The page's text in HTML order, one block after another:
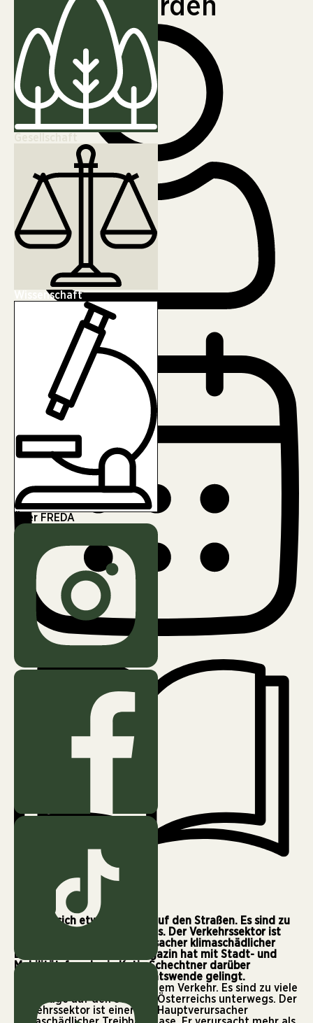
Wissenschaft
Über FREDA
gedacht werden
Es muss sich etwas ändern auf den Straßen. Es sind zu
viele Pkw und Lkw unterwegs. Der Verkehrssektor ist
damit einer der Hauptverursacher klimaschädlicher
Emissionen. Das FREDA Magazin hat mit Stadt- und
Mobilitätsforscherin Katja Schechtner darüber
gesprochen, wie die Mobilitätswende gelingt.
Wir haben ein Problem mit dem Verkehr. Es sind zu viele
Fahrzeuge auf den Straßen Österreichs unterwegs. Der
Verkehrssektor ist einer der Hauptverursacher